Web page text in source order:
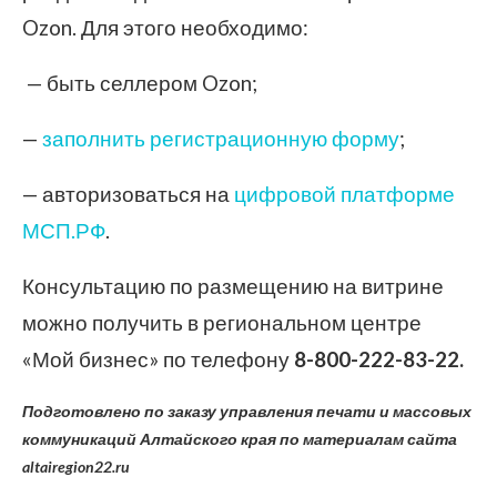
Ozon. Для этого необходимо:
— быть селлером Ozon;
— заполнить регистрационную форму;
— авторизоваться на цифровой платформе
МСП.РФ.
Консультацию по размещению на витрине
можно получить в региональном центре
«Мой бизнес» по телефону 8-800-222-83-22.
Подготовлено по заказу управления печати и массовых
коммуникаций Алтайского края по материалам сайта
altairegion22.ru